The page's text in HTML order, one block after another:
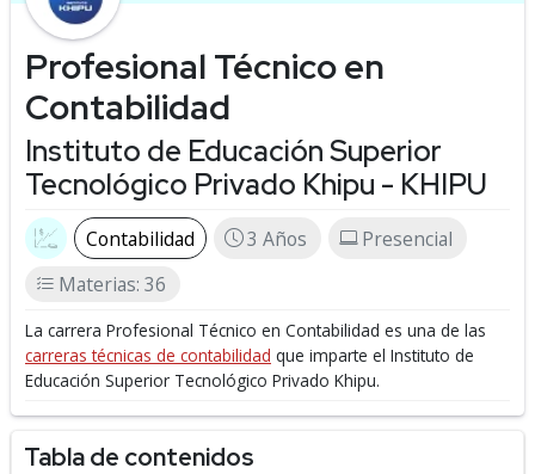
Profesional Técnico en
Contabilidad
Instituto de Educación Superior
Tecnológico Privado Khipu - KHIPU
Contabilidad 3 Años
Presencial
Materias: 36
La carrera Profesional Técnico en Contabilidad es una de las
carreras técnicas de contabilidad que imparte el Instituto de
Educación Superior Tecnológico Privado Khipu.
Tabla de contenidos